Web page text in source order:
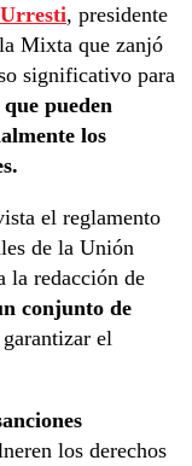
, presidente
Mixta que zanjó
significativo para
que pueden
los
el reglamento
de la Unión
la redacción de
conjunto de
el
los derechos